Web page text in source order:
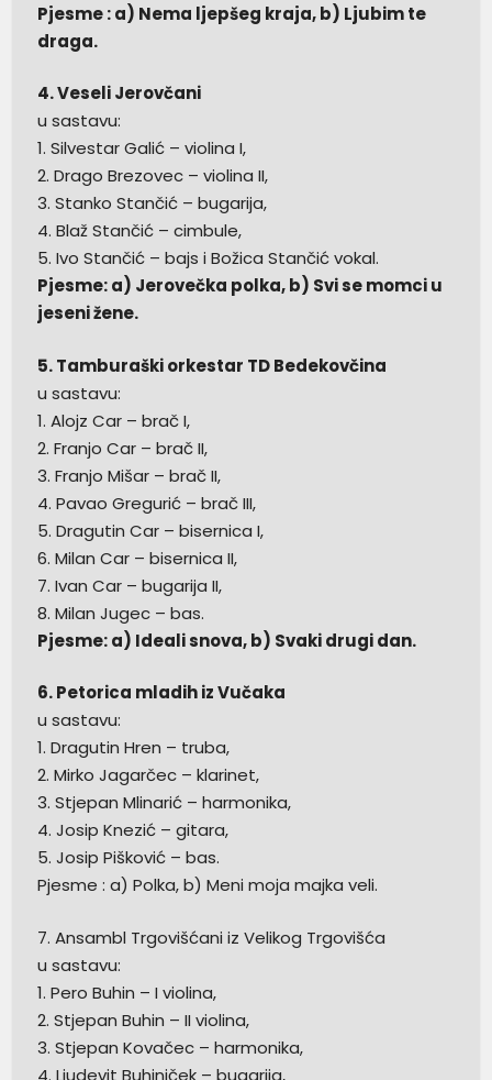
Pjesme : a) Nema ljepšeg kraja, b) Ljubim te
draga.
4. Veseli Jerovčani
u sastavu:
1. Silvestar Galić – violina I,
2. Drago Brezovec – violina II,
3. Stanko Stančić – bugarija,
4. Blaž Stančić – cimbule,
5. Ivo Stančić – bajs i Božica Stančić vokal.
Pjesme: a) Jerovečka polka, b) Svi se momci u
jeseni žene.
5. Tamburaški orkestar TD Bedekovčina
u sastavu:
1. Alojz Car – brač I,
2. Franjo Car – brač II,
3. Franjo Mišar – brač II,
4. Pavao Gregurić – brač III,
5. Dragutin Car – bisernica I,
6. Milan Car – bisernica II,
7. Ivan Car – bugarija II,
8. Milan Jugec – bas.
Pjesme: a) Ideali snova, b) Svaki drugi dan.
6. Petorica mladih iz Vučaka
u sastavu:
1. Dragutin Hren – truba,
2. Mirko Jagarčec – klarinet,
3. Stjepan Mlinarić – harmonika,
4. Josip Knezić – gitara,
5. Josip Pišković – bas.
Pjesme : a) Polka, b) Meni moja majka veli.
7. Ansambl Trgovišćani iz Velikog Trgovišća
u sastavu:
1. Pero Buhin – I violina,
2. Stjepan Buhin – II violina,
3. Stjepan Kovačec – harmonika,
4. Ljudevit Buhiniček – bugarija,